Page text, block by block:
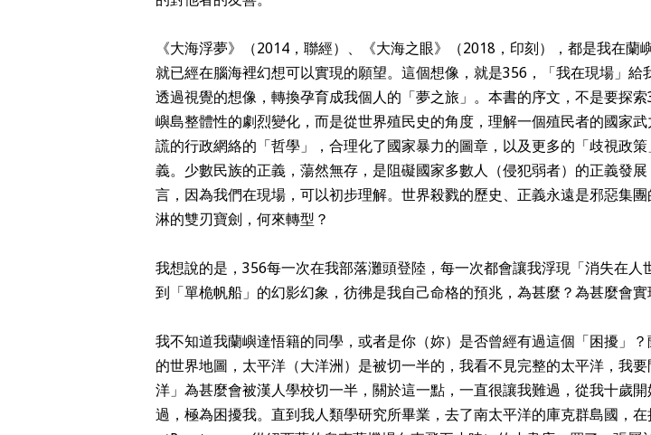
《大海浮夢》（2014，聯經）、《大海之眼》（2018，印刻），都是我在蘭
就已經在腦海裡幻想可以實現的願望。這個想像，就是356，「我在現場」給
透過視覺的想像，轉換孕育成我個人的「夢之旅」。本書的序文，不是要探
嶼島整體性的劇烈變化，而是從世界殖民史的角度，理解一個殖民者的國家
謊的行政網絡的「哲學」，合理化了國家暴力的圖章，以及更多的「歧視政
義。少數民族的正義，蕩然無存，是阻礙國家多數人（侵犯弱者）的正義發
言，因為我們在現場，可以初步理解。世界殺戮的歷史、正義永遠是邪惡集
淋的雙刃寶劍，何來轉型？
我想說的是，356每一次在我部落灘頭登陸，每一次都會讓我浮現「消失在人
到「單桅帆船」的幻影幻象，彷彿是我自己命格的預兆，為甚麼？為甚麼會實
我不知道我蘭嶼達悟籍的同學，或者是你（妳）是否曾經有過這個「困擾」
的世界地圖，太平洋（大洋洲）是被切一半的，我看不見完整的太平洋，我
洋」為甚麼會被漢人學校切一半，關於這一點，一直很讓我難過，從我十歲
過，極為困擾我。直到我人類學研究所畢業，去了南太平洋的庫克群島國，在